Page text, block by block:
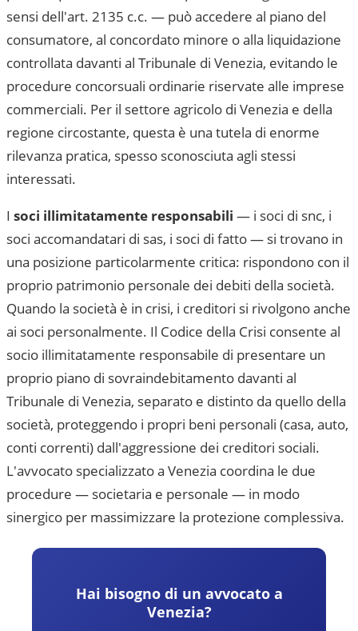
sensi dell'art. 2135 c.c. — può accedere al piano del
consumatore, al concordato minore o alla liquidazione
controllata davanti al Tribunale di Venezia, evitando le
procedure concorsuali ordinarie riservate alle imprese
commerciali. Per il settore agricolo di Venezia e della
regione circostante, questa è una tutela di enorme
rilevanza pratica, spesso sconosciuta agli stessi
interessati.
I soci illimitatamente responsabili — i soci di snc, i
soci accomandatari di sas, i soci di fatto — si trovano in
una posizione particolarmente critica: rispondono con il
proprio patrimonio personale dei debiti della società.
Quando la società è in crisi, i creditori si rivolgono anche
ai soci personalmente. Il Codice della Crisi consente al
socio illimitatamente responsabile di presentare un
proprio piano di sovraindebitamento davanti al
Tribunale di Venezia, separato e distinto da quello della
società, proteggendo i propri beni personali (casa, auto,
conti correnti) dall'aggressione dei creditori sociali.
L'avvocato specializzato a Venezia coordina le due
procedure — societaria e personale — in modo
sinergico per massimizzare la protezione complessiva.
Hai bisogno di un avvocato a
Venezia?